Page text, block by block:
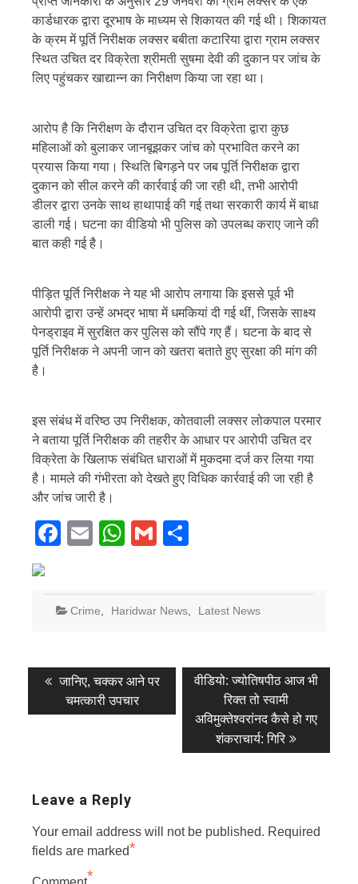
कार्डधारक द्वारा दूरभाष के माध्यम से शिकायत की गई थी। शिकायत
के क्रम में पूर्ति निरीक्षक लक्सर बबीता कटारिया द्वारा ग्राम लक्सर
स्थित उचित दर विक्रेता श्रीमती सुषमा देवी की दुकान पर जांच के
लिए पहुंचकर खाद्यान्न का निरीक्षण किया जा रहा था।
आरोप है कि निरीक्षण के दौरान उचित दर विक्रेता द्वारा कुछ
महिलाओं को बुलाकर जानबूझकर जांच को प्रभावित करने का
प्रयास किया गया। स्थिति बिगड़ने पर जब पूर्ति निरीक्षक द्वारा
दुकान को सील करने की कार्रवाई की जा रही थी, तभी आरोपी
डीलर द्वारा उनके साथ हाथापाई की गई तथा सरकारी कार्य में बाधा
डाली गई। घटना का वीडियो भी पुलिस को उपलब्ध कराए जाने की
बात कही गई है।
पीड़ित पूर्ति निरीक्षक ने यह भी आरोप लगाया कि इससे पूर्व भी
आरोपी द्वारा उन्हें अभद्र भाषा में धमकियां दी गई थीं, जिसके साक्ष्य
पेनड्राइव में सुरक्षित कर पुलिस को सौंपे गए हैं। घटना के बाद से
पूर्ति निरीक्षक ने अपनी जान को खतरा बताते हुए सुरक्षा की मांग की
है।
इस संबंध में वरिष्ठ उप निरीक्षक, कोतवाली लक्सर लोकपाल परमार
ने बताया पूर्ति निरीक्षक की तहरीर के आधार पर आरोपी उचित दर
विक्रेता के खिलाफ संबंधित धाराओं में मुकदमा दर्ज कर लिया गया
है। मामले की गंभीरता को देखते हुए विधिक कार्रवाई की जा रही है
और जांच जारी है।
Facebook
EmailWhatsApp
Gmail
Crime Haridwar News Latest News
Post
navigation
Previous
post:
जानिए, चक्कर आने पर
चमत्कारी उपचार
Next
वीडियो: ज्योतिषपीठ आज भी
रिक्त तो स्वामी
अविमुक्तेश्वरांनद कैसे हो गए
शंकराचार्य: गिरि
Leave a Reply
Your email address will not be published. Required
fields are marked*
*